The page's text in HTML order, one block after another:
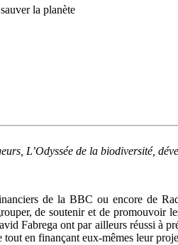
la planète
L’Odyssée de la biodiversité,
de la BBC ou encore de
de soutenir et de promouvoir
Fabrega ont par ailleurs réussi à
en finançant eux-mêmes leur